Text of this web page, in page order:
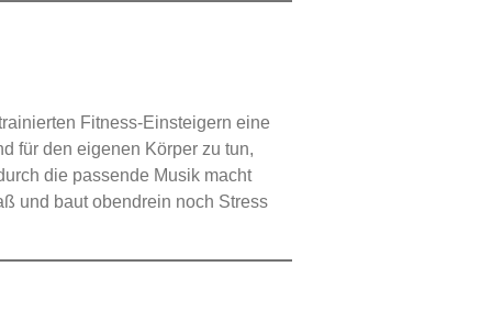
Fitness-Einsteigern eine
für den eigenen Körper zu tun,
die passende Musik macht
und baut obendrein noch Stress